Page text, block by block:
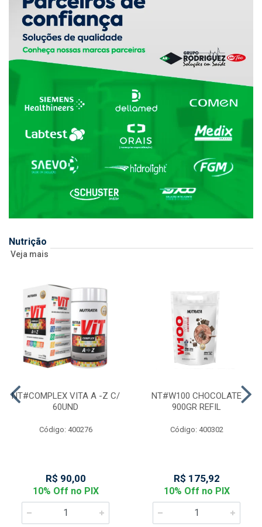
Nutrição
Veja mais
NT#COMPLEX VITA A -Z C/
60UND
Código: 400276
R$ 90,00
10% Off no PIX
NT#W100 CHOCOLATE
900GR REFIL
Código: 400302
R$ 175,92
10% Off no PIX